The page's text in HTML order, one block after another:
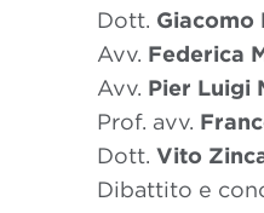
Dott. Giacomo
Avv. Federica
Avv. Pier Luigi
Prof. avv.
Dott. Vito
Dibattito e